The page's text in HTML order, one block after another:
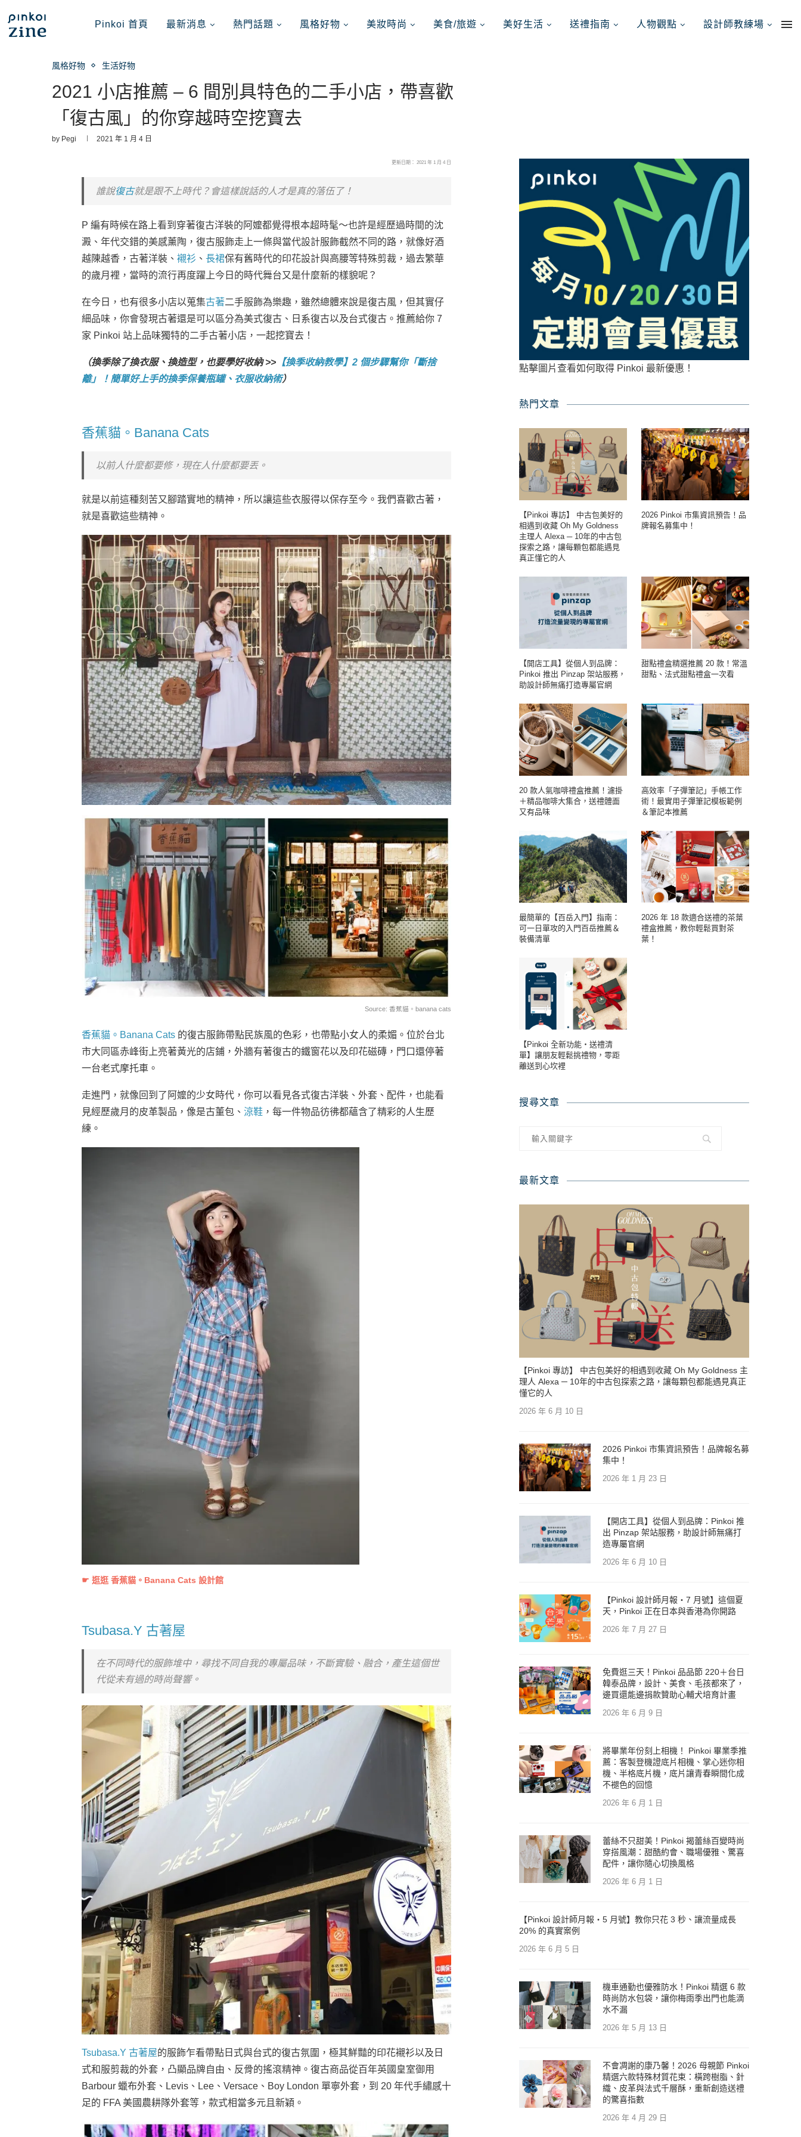
Pinkoi 首頁 最新消息 熱門話題 風格好物 美妝時尚 美食/旅遊 美好生活 送禮指南 人物觀點 設計師教練場
風格好物 生活好物
2021 小店推薦 – 6 間別具特色的二手小店，帶喜歡
「復古風」的你穿越時空挖寶去
by Pegi 2021 年 1 月 4 日
更新日期： 2021 年 1 月 4 日
誰說復古就是跟不上時代？會這樣說話的人才是真的落伍了！
P 編有時候在路上看到穿著復古洋裝的阿嬤都覺得根本超時髦～也許是經歷過時間的沈
澱、年代交錯的美感薰陶，復古服飾走上一條與當代設計服飾截然不同的路，就像好酒
越陳越香，古著洋裝、 襯衫 、 長裙保有舊時代的印花設計與高腰等特殊剪裁，過去繁華
的歲月裡，當時的流行再度躍上今日的時代舞台又是什麼新的樣貌呢？
在今日，也有很多小店以蒐集古著二手服飾為樂趣，雖然總體來說是復古風，但其實仔
細品味，你會發現古著還是可以區分為美式復古、日系復古以及台式復古。推薦給你 7
家 Pinkoi 站上品味獨特的二手古著小店，一起挖寶去！
（換季除了換衣服、換造型，也要學好收納 >> 【換季收納教學】2 個步驟幫你「斷捨
離」！簡單好上手的換季保養瓶罐、衣服收納術）
香蕉貓。Banana Cats
以前人什麼都要修，現在人什麼都要丟。
就是以前這種刻苦又腳踏實地的精神，所以讓這些衣服得以保存至今。我們喜歡古著，
就是喜歡這些精神。
Source:香蕉貓。banana cats
香蕉貓。Banana Cats 的復古服飾帶點民族風的色彩，也帶點小女人的柔媚。位於台北
市大同區赤峰街上亮著黃光的店鋪，外牆有著復古的鐵窗花以及印花磁磚，門口還停著
一台老式摩托車。
走進門，就像回到了阿嬤的少女時代，你可以看見各式復古洋裝、外套、配件，也能看
見經歷歲月的皮革製品，像是古董包、 涼鞋 ，每一件物品彷彿都蘊含了精彩的人生歷
練。
☛ 逛逛 香蕉貓。Banana Cats 設計館
Tsubasa.Y 古著屋
在不同時代的服飾堆中，尋找不同自我的專屬品味，不斷實驗、融合，產生這個世
代從未有過的時尚聲響。
Tsubasa.Y 古著屋的服飾乍看帶點日式與台式的復古氛圍，極其鮮豔的印花襯衫以及日
式和服剪裁的外套，凸顯品牌自由、反骨的搖滾精神。復古商品從百年英國皇室御用
Barbour 蠟布外套、Levis、Lee、Versace、Boy London 單寧外套，到 20 年代手繡感十
足的 FFA 美國農耕隊外套等，款式相當多元且新穎。
點擊圖片查看如何取得 Pinkoi 最新優惠！
熱門文章
【Pinkoi 專訪】 中古包美好的
相遇到收藏 Oh My Goldness
主理人 Alexa ─ 10年的中古包
探索之路，讓每顆包都能遇見
真正懂它的人
2026 Pinkoi 市集資訊預告！品
牌報名募集中！
【開店工具】從個人到品牌：
Pinkoi 推出 Pinzap 架站服務，
助設計師無痛打造專屬官網
甜點禮盒精選推薦 20 款！常溫
甜點、法式甜點禮盒一次看
20 款人氣咖啡禮盒推薦！濾掛
＋精品咖啡大集合，送禮體面
又有品味
高效率「子彈筆記」手帳工作
術！最實用子彈筆記模板範例
＆筆記本推薦
最簡單的【百岳入門】指南：
可一日單攻的入門百岳推薦＆
裝備清單
2026 年 18 款適合送禮的茶葉
禮盒推薦，教你輕鬆買對茶
葉！
【Pinkoi 全新功能・送禮清
單】讓朋友輕鬆挑禮物，零距
離送到心坎裡
搜尋文章
最新文章
【Pinkoi 專訪】 中古包美好的相遇到收藏 Oh My Goldness 主
理人 Alexa ─ 10年的中古包探索之路，讓每顆包都能遇見真正
懂它的人
2026 年 6 月 10 日
2026 Pinkoi 市集資訊預告！品牌報名募
集中！
2026 年 1 月 23 日
【開店工具】從個人到品牌：Pinkoi 推
出 Pinzap 架站服務，助設計師無痛打
造專屬官網
2026 年 6 月 10 日
【Pinkoi 設計師月報・7 月號】這個夏
天，Pinkoi 正在日本與香港為你開路
2026 年 7 月 27 日
免費逛三天！Pinkoi 品品節 220＋台日
韓泰品牌，設計、美食、毛孩都來了，
邊買還能邊捐款贊助心輔犬培育計畫
2026 年 6 月 9 日
將畢業年份刻上相機！ Pinkoi 畢業季推
薦：客製登機證底片相機、掌心迷你相
機、半格底片機，底片讓青春瞬間化成
不褪色的回憶
2026 年 6 月 1 日
蕾絲不只甜美！Pinkoi 揭蕾絲百變時尚
穿搭風潮：甜酷約會、職場優雅、驚喜
配件，讓你隨心切換風格
2026 年 6 月 1 日
【Pinkoi 設計師月報・5 月號】教你只花 3 秒、讓流量成長
20% 的真實案例
2026 年 6 月 5 日
機車通勤也優雅防水！Pinkoi 精選 6 款
時尚防水包袋，讓你梅雨季出門也能滴
水不漏
2026 年 5 月 13 日
不會凋謝的康乃馨！2026 母親節 Pinkoi
精選六款特殊材質花束：橫跨樹脂、針
織、皮革與法式千層酥，重新創造送禮
的驚喜指數
2026 年 4 月 29 日